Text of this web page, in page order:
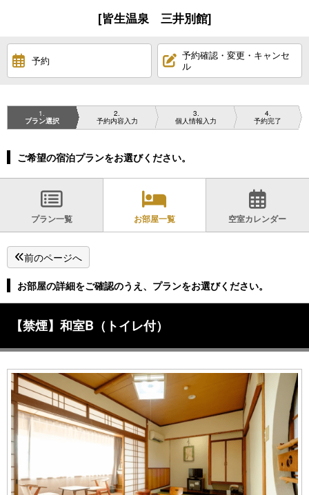
[皆生温泉 三井別館]
予約
予約確認・変更・キャンセ
ル
1
プラン選択
2
予約内容入力
3
個人情報入力
4
予約完了
ご希望の宿泊プランをお選びください。
プラン一覧 お部屋一覧 空室カレンダー
前のページへ
お部屋の詳細をご確認のうえ、プランをお選びください。
【禁煙】和室B（トイレ付）